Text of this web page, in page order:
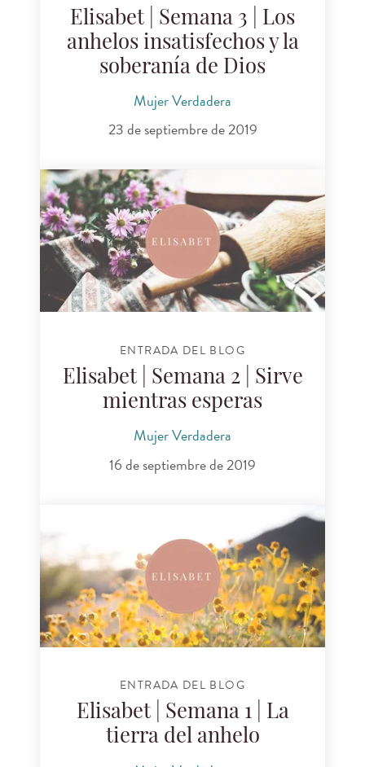
Elisabet | Semana 3 | Los
anhelos insatisfechos y la
soberanía de Dios
Mujer Verdadera
23 de septiembre de 2019
ENTRADA DEL BLOG
Elisabet | Semana 2 | Sirve
mientras esperas
Mujer Verdadera
16 de septiembre de 2019
ENTRADA DEL BLOG
Elisabet | Semana 1 | La
tierra del anhelo